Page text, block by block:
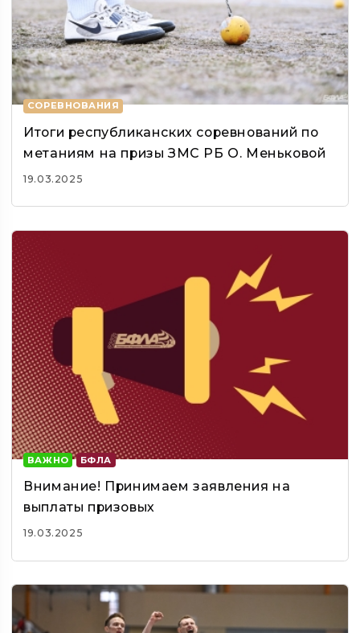
СОРЕВНОВАНИЯ
Итоги республиканских соревнований по
метаниям на призы ЗМС РБ О. Меньковой
19.03.2025
ВАЖНО БФЛА
Внимание! Принимаем заявления на
выплаты призовых
19.03.2025